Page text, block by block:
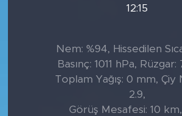
12:15
Nem: %94, Hissedilen
Basınç: 1011 hPa,
Toplam Yağış: 0 mm, Çiy
2.9,
Görüş Mesafesi: 10